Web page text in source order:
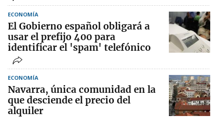
ECONOMÍA
El Gobierno español obligará a
usar el prefijo 400 para
identificar el 'spam' telefónico
ECONOMÍA
Navarra, única comunidad en la
que desciende el precio del
alquiler